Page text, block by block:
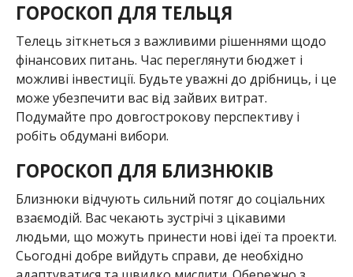
ГОРОСКОП ДЛЯ ТЕЛЬЦЯ
Телець зіткнеться з важливими рішеннями щодо
фінансових питань. Час переглянути бюджет і
можливі інвестиції. Будьте уважні до дрібниць, і це
може убезпечити вас від зайвих витрат.
Подумайте про довгострокову перспективу і
робіть обдумані вибори.
ГОРОСКОП ДЛЯ БЛИЗНЮКІВ
Близнюки відчують сильний потяг до соціальних
взаємодій. Вас чекають зустрічі з цікавими
людьми, що можуть принести нові ідеї та проекти.
Сьогодні добре вийдуть справи, де необхідно